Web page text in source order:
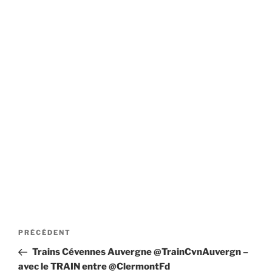
Navigation
l’article
Article
précédent
PRÉCÉDENT
Trains Cévennes Auvergne @TrainCvnAuvergn –
avec le TRAIN entre @ClermontFd